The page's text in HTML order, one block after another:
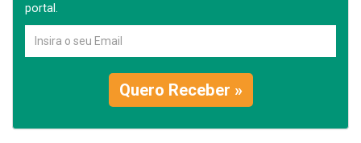
portal.
Quero Receber »